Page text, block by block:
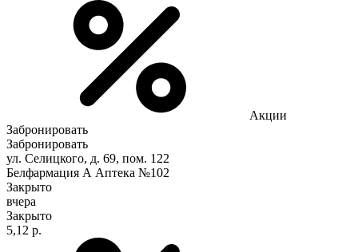
Акции
Забронировать
Забронировать
ул. Селицкого, д. 69, пом. 122
Белфармация А Аптека №102
Закрыто
вчера
Закрыто
5,12 р.